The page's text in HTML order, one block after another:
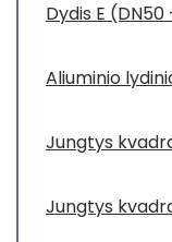
Dydis E
Aliuminio
Jungtys
Jungtys